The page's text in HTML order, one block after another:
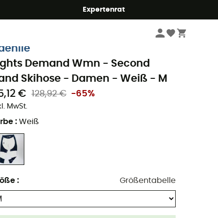
Expertenrat
Second Hand Skihosen
Demand Wmn - Second
Skihose - Damen - Weiß - M
€
128,92 € -65%
MwSt.
: Weiß
: Größentabelle